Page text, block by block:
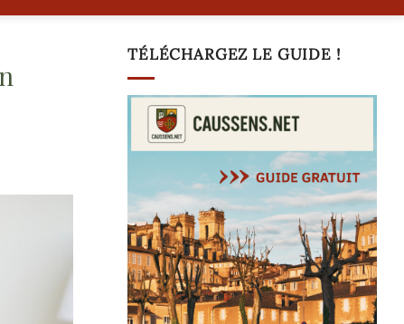
TÉLÉCHARGEZ LE GUIDE !